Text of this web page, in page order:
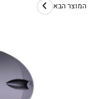
המוצר הבא